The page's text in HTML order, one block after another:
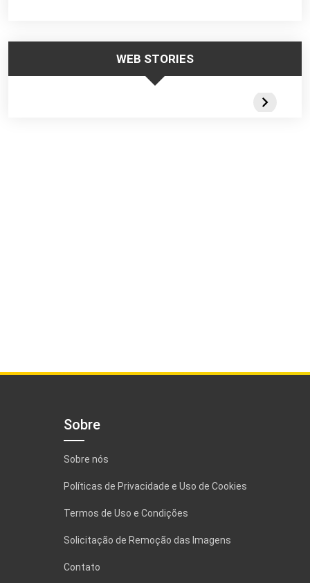
WEB STORIES
Trabalhar no
Responsabilidade
Portateis
Sobre
Sobre nós
Políticas de Privacidade e Uso de Cookies
Termos de Uso e Condições
Solicitação de Remoção das Imagens
Contato